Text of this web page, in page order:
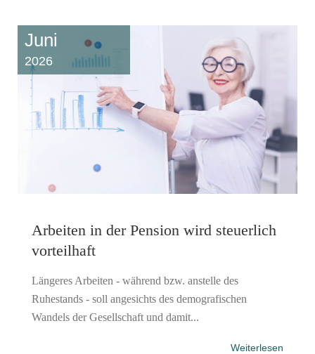
Juni
2026
Arbeiten in der Pension wird steuerlich
vorteilhaft
Längeres Arbeiten - während bzw. anstelle des
Ruhestands - soll angesichts des demografischen
Wandels der Gesellschaft und damit...
Weiterlesen